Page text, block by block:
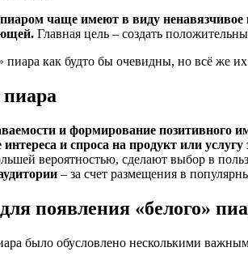
чаще имеют в виду
Главная цель – создать
пиара как будто бы очевидны, но всё же
пиара
и формирование позитивного
интереса и спроса на продукт или
вероятностью, сделают выбор в
– за счет размещения в
появления «белого»
было обусловлено несколькими